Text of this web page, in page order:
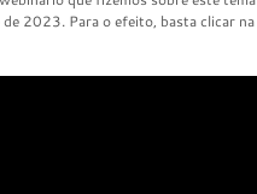
de 2023. Para o efeito, basta clicar na